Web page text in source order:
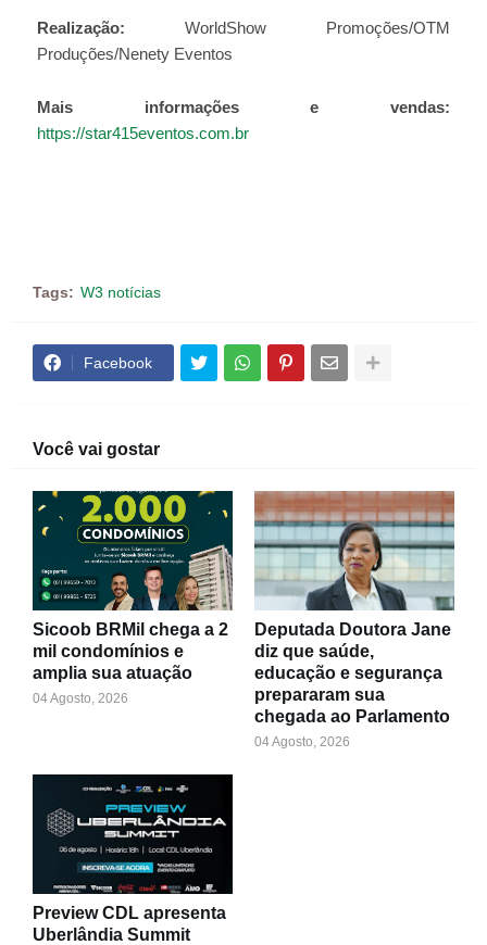
Realização: WorldShow Promoções/OTM
Produções/Nenety Eventos
Mais informações e vendas:
https://star415eventos.com.br
Tags: W3 notícias
Facebook
Você vai gostar
Sicoob BRMil chega a 2
mil condomínios e
amplia sua atuação
04 Agosto, 2026
Deputada Doutora Jane
diz que saúde,
educação e segurança
prepararam sua
chegada ao Parlamento
04 Agosto, 2026
Preview CDL apresenta
Uberlândia Summit